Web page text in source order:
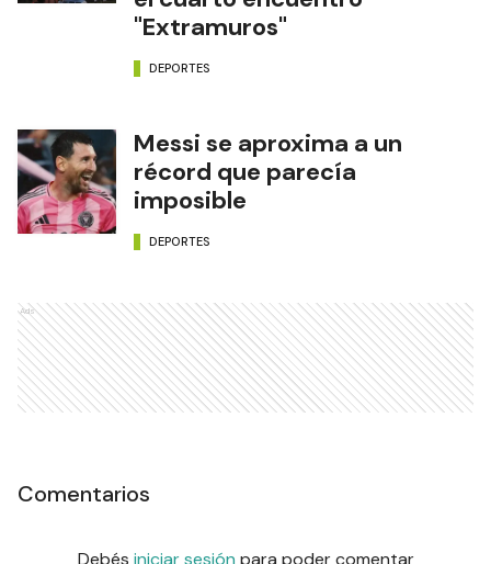
"Extramuros"
DEPORTES
Messi se aproxima a un
récord que parecía
imposible
DEPORTES
Ads
Comentarios